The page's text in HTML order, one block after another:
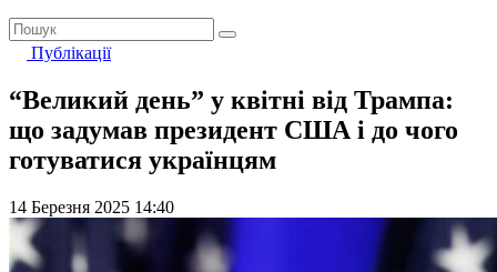
Публікації
“Великий день” у квітні від Трампа:
що задумав президент США і до чого
готуватися українцям
14 Березня 2025 14:40